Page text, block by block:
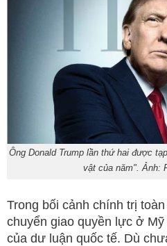
Ông Donald Trump lần thứ hai được
vật của năm". Ảnh:
Trong bối cảnh chính trị
chuyển giao quyền lực ở
của dư luận quốc tế. Dù